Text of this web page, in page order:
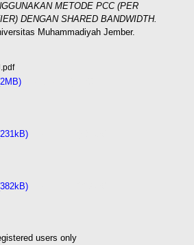
METODE PCC (PER
DENGAN SHARED BANDWIDTH.
Muhammadiyah Jember.
users only